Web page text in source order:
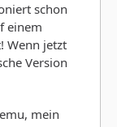
schon
einem
Wenn jetzt
Version
mein